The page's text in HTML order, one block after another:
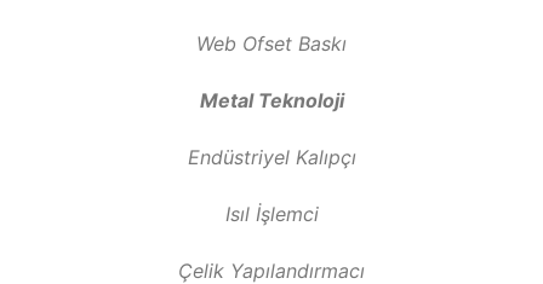
Web Ofset Baskı
Metal Teknoloji
Endüstriyel Kalıpçı
Isıl İşlemci
Çelik Yapılandırmacı